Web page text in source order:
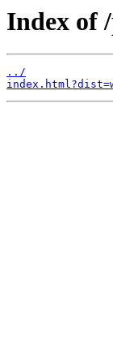
Index of
../